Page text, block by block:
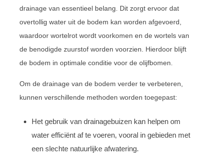
drainage van essentieel belang. Dit zorgt ervoor dat
overtollig water uit de bodem kan worden afgevoerd,
waardoor wortelrot wordt voorkomen en de wortels van
de benodigde zuurstof worden voorzien. Hierdoor blijft
de bodem in optimale conditie voor de olijfbomen.
Om de drainage van de bodem verder te verbeteren,
kunnen verschillende methoden worden toegepast:
Het gebruik van drainagebuizen kan helpen om
water efficiënt af te voeren, vooral in gebieden met
een slechte natuurlijke afwatering.